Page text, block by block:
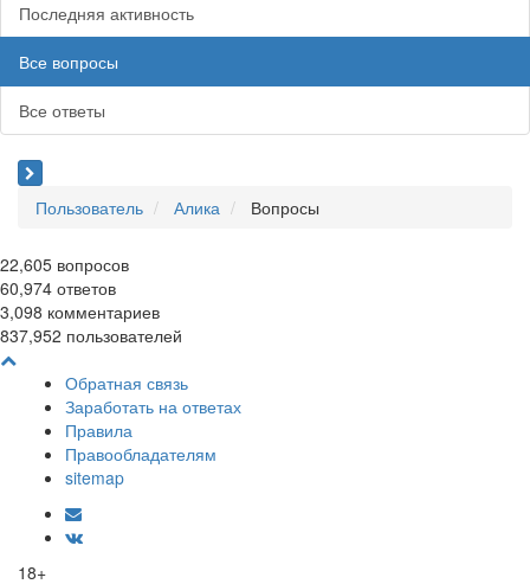
Последняя активность
Все вопросы
Все ответы
Пользователь Алика Вопросы
22,605 вопросов
60,974 ответов
3,098 комментариев
837,952 пользователей
Обратная связь
Заработать на ответах
Правила
Правообладателям
sitemap
18+